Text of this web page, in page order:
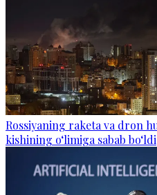
Rossiyaning raketa va dron
kishining o‘limiga sabab bo‘ldi